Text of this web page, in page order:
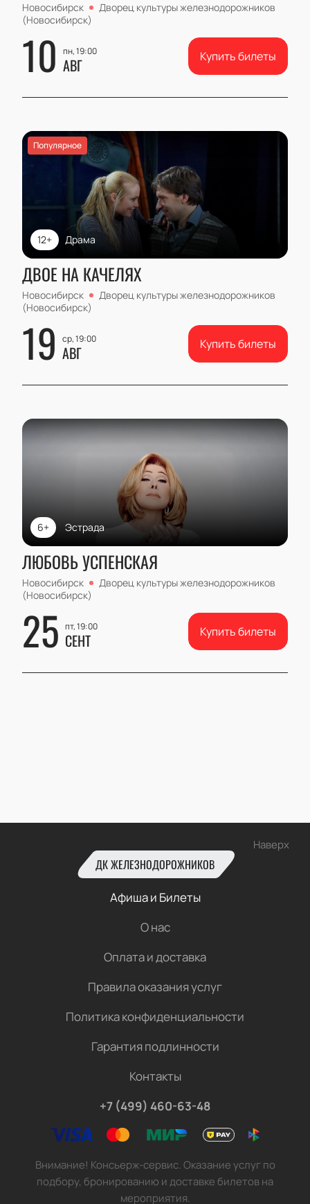
Новосибирск
Дворец культуры железнодорожников
(Новосибирск)
10 пн, 19:00
АВГ Купить билеты
Популярное
Драма
12+
ДВОЕ НА КАЧЕЛЯХ
Новосибирск
Дворец культуры железнодорожников
(Новосибирск)
19 ср, 19:00
АВГ Купить билеты
Эстрада
6+
ЛЮБОВЬ УСПЕНСКАЯ
Новосибирск
Дворец культуры железнодорожников
(Новосибирск)
25 пт, 19:00
СЕНТ Купить билеты
Наверх
ДК ЖЕЛЕЗНОДОРОЖНИКОВ
Афиша и Билеты
О нас
Оплата и доставка
Правила оказания услуг
Политика конфиденциальности
Гарантия подлинности
Контакты
+7 (499) 460-63-48
Внимание! Консьерж-сервис. Оказание услуг по
подбору, бронированию и доставке билетов на
мероприятия.